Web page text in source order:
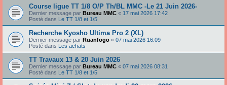
Course ligue TT 1/8 O/P Th/BL MMC -Le 21 Juin 2026-
Dernier message par Bureau MMC « 17 mai 2026 17:42
Posté dans Le TT 1/8 et 1/5
Recherche Kyosho Ultima Pro 2 (XL)
Dernier message par Ruanfogo « 07 mai 2026 16:09
Posté dans Les achats
TT Travaux 13 & 20 Juin 2026
Dernier message par Bureau MMC « 07 mai 2026 08:31
Posté dans Le TT 1/8 et 1/5